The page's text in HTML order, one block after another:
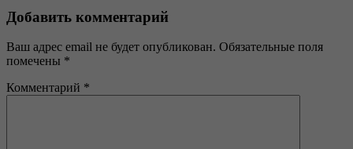
Добавить комментарий
Ваш адрес email не будет опубликован. Обязательные поля
помечены *
Комментарий *